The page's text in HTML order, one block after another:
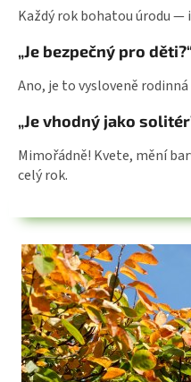
Každý rok bohatou úrodu —
„Je bezpečný pro
Ano, je to vysloveně
„Je vhodný jako
Mimořádně! Kvete, mění
celý rok.